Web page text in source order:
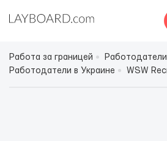
Работа за границей
Работодатели
Работодатели в Украине
WSW